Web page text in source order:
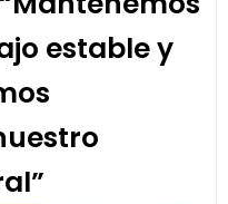
estable y